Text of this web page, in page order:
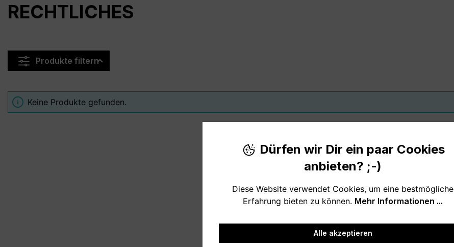
RECHTLICHES
Produkte filtern
Keine Produkte gefunden.
Dürfen wir Dir ein paar Cookies
anbieten? ;-)
Diese Website verwendet Cookies, um eine bestmögliche
Erfahrung bieten zu können. Mehr Informationen ...
Alle akzeptieren